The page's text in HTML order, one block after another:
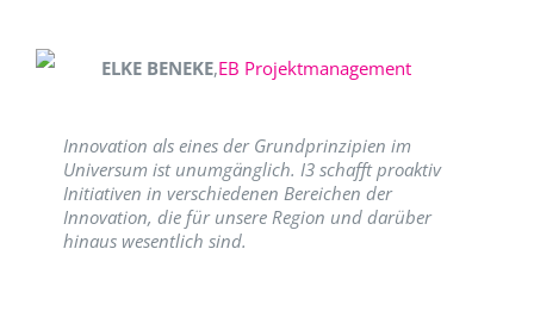
ELKE BENEKE,EB Projektmanagement
Innovation als eines der Grundprinzipien im
Universum ist unumgänglich. I3 schafft proaktiv
Initiativen in verschiedenen Bereichen der
Innovation, die für unsere Region und darüber
hinaus wesentlich sind.